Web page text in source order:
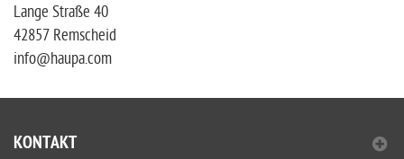
Lange Straße 40
42857 Remscheid
info@haupa.com
KONTAKT